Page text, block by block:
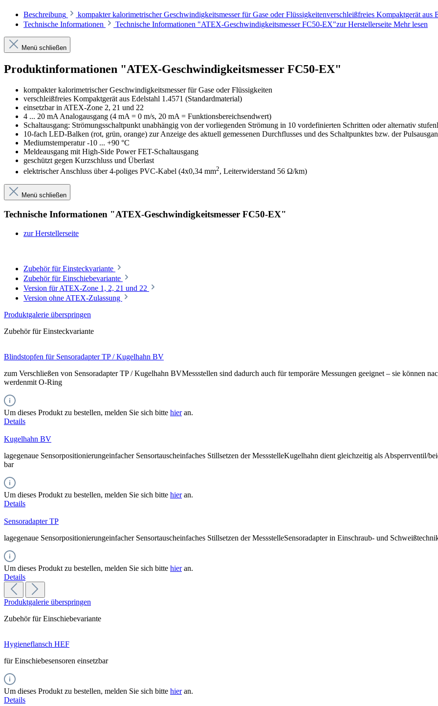
Beschreibung kompakter kalorimetrischer Geschwindigkeitsmesser für Gase oder Flüssigkeitenverschleißfreies Kompaktgerät
Technische Informationen
Technische Informationen "ATEX-Geschwindigkeitsmesser FC50-EX"zur Herstellerseite Mehr lesen
Menü schließen
Produktinformationen "ATEX-Geschwindigkeitsmesser FC50-EX"
kompakter kalorimetrischer Geschwindigkeitsmesser für Gase oder Flüssigkeiten
verschleißfreies Kompaktgerät aus Edelstahl 1.4571 (Standardmaterial)
einsetzbar in ATEX-Zone 2, 21 und 22
4 ... 20 mA Analogausgang (4 mA = 0 m/s, 20 mA = Funktionsbereichsendwert)
Schaltausgang: Strömungsschaltpunkt unabhängig von der vorliegenden Strömung in 10 vordefinierten Schritten oder alternativ
10-fach LED-Balken (rot, grün, orange) zur Anzeige des aktuell gemessenen Durchflusses und des Schaltpunktes bzw. der
Mediumstemperatur -10 ... +90 °C
Meldeausgang mit High-Side Power FET-Schaltausgang
geschützt gegen Kurzschluss und Überlast
elektrischer Anschluss über 4-poliges PVC-Kabel (4x0,34 mm2, Leiterwiderstand 56 Ω/km)
Menü schließen
Technische Informationen "ATEX-Geschwindigkeitsmesser FC50-EX"
zur Herstellerseite
Zubehör für Einsteckvariante
Zubehör für Einschiebevariante
Version für ATEX-Zone 1, 2, 21 und 22
Version ohne ATEX-Zulassung
Produktgalerie überspringen
Zubehör für Einsteckvariante
Blindstopfen für Sensoradapter TP / Kugelhahn BV
zum Verschließen von Sensoradapter TP / Kugelhahn BVMessstellen sind dadurch auch für temporäre Messungen geeignet – sie können
werdenmit O-Ring
Um dieses Produkt zu bestellen, melden Sie sich bitte hieran.
Details
Kugelhahn BV
lagegenaue Sensorpositionierungeinfacher Sensortauscheinfaches Stillsetzen der MessstelleKugelhahn dient gleichzeitig als
bar
Um dieses Produkt zu bestellen, melden Sie sich bitte hieran.
Details
Sensoradapter TP
lagegenaue Sensorpositionierungeinfacher Sensortauscheinfaches Stillsetzen der MessstelleSensoradapter in Einschraub- und
Um dieses Produkt zu bestellen, melden Sie sich bitte hieran.
Details
Produktgalerie überspringen
Zubehör für Einschiebevariante
Hygieneflansch HEF
für Einschiebesensoren einsetzbar
Um dieses Produkt zu bestellen, melden Sie sich bitte hieran.
Details